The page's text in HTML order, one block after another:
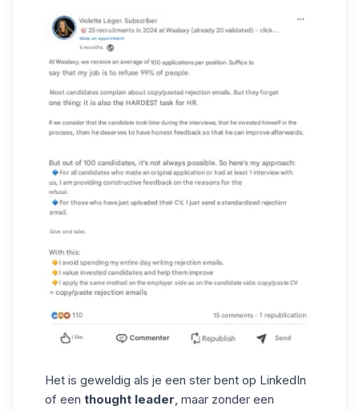
Het is geweldig als je een ster bent op LinkedIn
of een thought leader, maar zonder een